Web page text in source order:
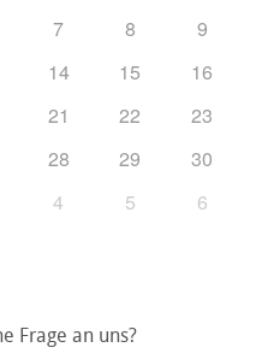
7 8
9
14 15
16
21 22
23
28 29
30
4 5 6
Frage an uns?